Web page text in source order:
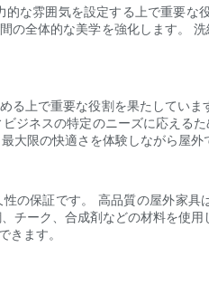
な雰囲気を設定する上で重要
全体的な美学を強化します。
上で重要な役割を果たしてい
ジネスの特定のニーズに応える
限の快適さを体験しながら屋外
の保証です。 高品質の屋外家
ーク、合成剤などの材料を使
きます。